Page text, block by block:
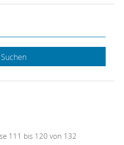
Suchen
111 bis 120 von 132